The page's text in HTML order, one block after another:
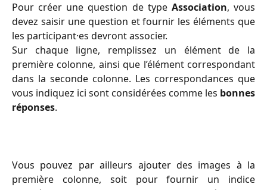
Pour créer une question de type Association, vous
devez saisir une question et fournir les éléments que
les participant·es devront associer.
Sur chaque ligne, remplissez un élément de la
première colonne, ainsi que l’élément correspondant
dans la seconde colonne. Les correspondances que
vous indiquez ici sont considérées comme les bonnes
réponses.
Vous pouvez par ailleurs ajouter des images à la
première colonne, soit pour fournir un indice